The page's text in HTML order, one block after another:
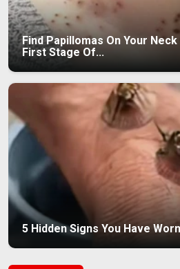
Find Papillomas On Your
First Stage Of...
5 Hidden Signs You Have